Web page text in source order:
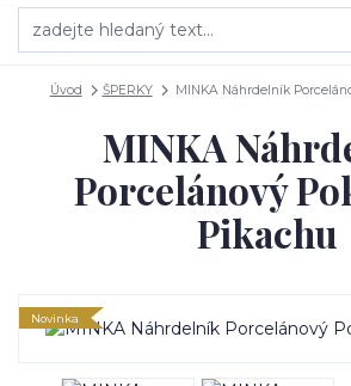
Úvod ŠPERKY MINKA Náhrdelník
MINKA
Porcelánový
Pikachu
Novinka